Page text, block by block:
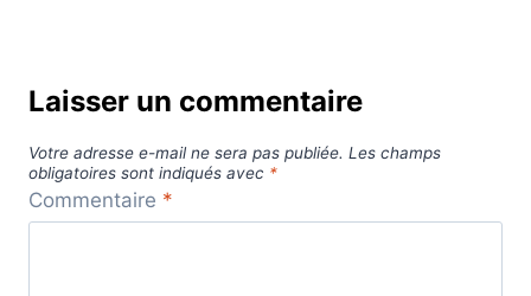
Laisser un commentaire
Votre adresse e-mail ne sera pas publiée. Les champs
obligatoires sont indiqués avec *
Commentaire *